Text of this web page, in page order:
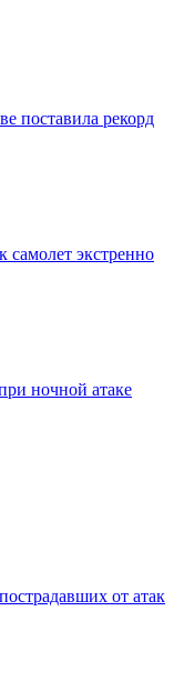
поставила рекорд
экстренно
ночной атаке
от атак